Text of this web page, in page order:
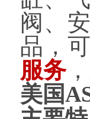
阀、
品，
服务
美国